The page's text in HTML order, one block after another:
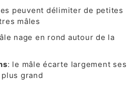
peuvent délimiter de petites
mâles
nage en rond autour de la
: le mâle écarte largement ses
grand